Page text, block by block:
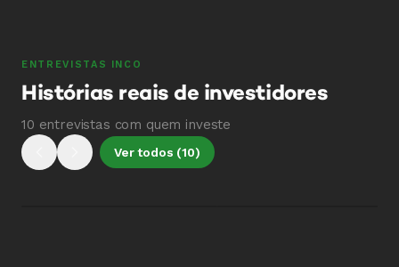
ENTREVISTAS INCO
Histórias reais de investidores
10 entrevistas com quem investe
Ver todos (10)